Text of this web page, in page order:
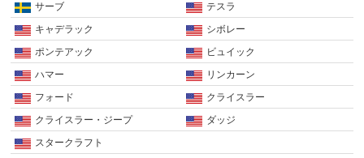
サーブ
テスラ
キャデラック
シボレー
ポンテアック
ビュイック
ハマー
リンカーン
フォード
クライスラー
クライスラー・ジープ
ダッジ
スタークラフト